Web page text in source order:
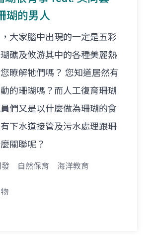
瑚的男人
大家腦中出現的一定是五彩
礁及攸游其中的各種美麗熱
瞭解牠們嗎？ 您知道居然有
的珊瑚嗎？而人工復育珊瑚
們又是以什麼做為珊瑚的食
下水道接管及污水處理跟珊
關聯呢？
自然保育 海洋教育